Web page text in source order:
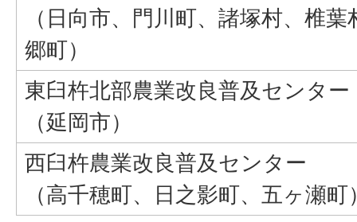
（日向市、門川町、諸塚村、椎葉
郷町）
東臼杵北部農業改良普及センター
（延岡市）
西臼杵農業改良普及センター
（高千穂町、日之影町、五ヶ瀬町